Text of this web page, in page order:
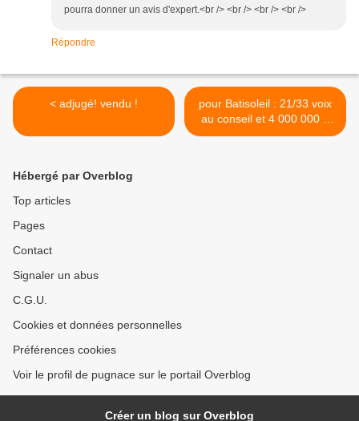
pourra donner un avis d'expert.<br /> <br /> <br /> <br />
Répondre
< adjugé! vendu !
pour Batisoleil : 21/33 voix
au conseil et 4 000 000 €
de vente pour 400 000 € de
Hébergé par Overblog
Top articles
Pages
Contact
Signaler un abus
C.G.U.
Cookies et données personnelles
Préférences cookies
Voir le profil de pugnace sur le portail Overblog
Créer un blog sur Overblog